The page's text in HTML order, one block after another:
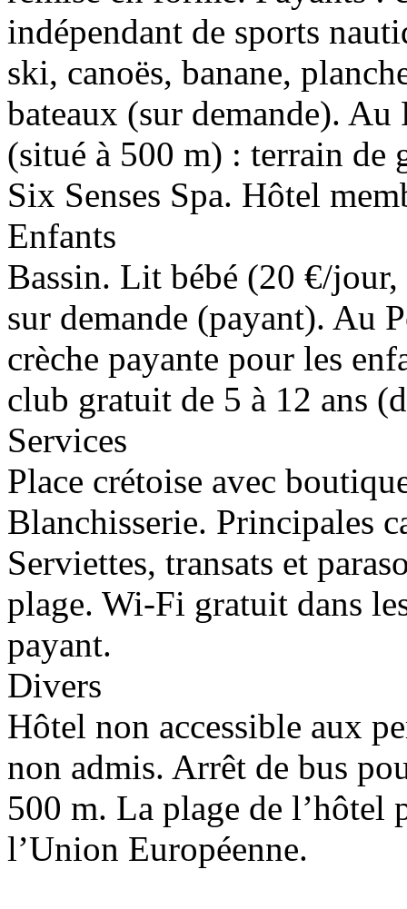
indépendant de sports
ski, canoës, banane,
bateaux (sur demande).
(situé à 500 m) : terrain de
Six Senses Spa. Hôtel
Enfants
Bassin. Lit bébé (20 €/
sur demande (payant). Au
crèche payante pour les
club gratuit de 5 à 12 ans
Services
Place crétoise avec
Blanchisserie. Principales
Serviettes, transats et
plage. Wi-Fi gratuit dans
payant.
Divers
Hôtel non accessible aux
non admis. Arrêt de bus
500 m. La plage de l’hôtel
l’Union Européenne.